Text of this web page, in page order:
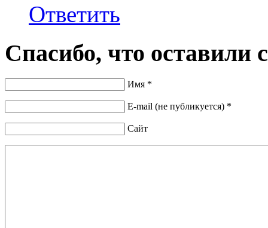
Ответить
Спасибо, что оставили
Имя *
E-mail (не публикуется) *
Сайт